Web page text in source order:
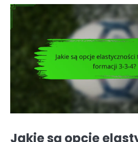
Jakie są opcje